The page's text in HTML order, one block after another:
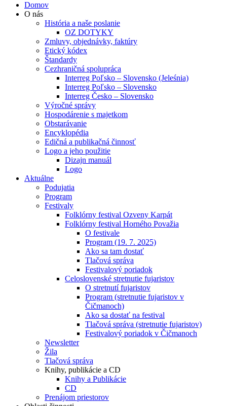
Domov
O nás
História a naše poslanie
OZ DOTYKY
Zmluvy, objednávky, faktúry
Etický kódex
Štandardy
Cezhraničná spolupráca
Interreg Poľsko – Slovensko (Jeleśnia)
Interreg Poľsko – Slovensko
Interreg Česko – Slovensko
Výročné správy
Hospodárenie s majetkom
Obstarávanie
Encyklopédia
Edičná a publikačná činnosť
Logo a jeho použitie
Dizajn manuál
Logo
Aktuálne
Podujatia
Program
Festivaly
Folklórny festival Ozveny Karpát
Folklórny festival Horného Považia
O festivale
Program (19. 7. 2025)
Ako sa tam dostať
Tlačová správa
Festivalový poriadok
Celoslovenské stretnutie fujaristov
O stretnutí fujaristov
Program (stretnutie fujaristov v
Čičmanoch)
Ako sa dostať na festival
Tlačová správa (stretnutie fujaristov)
Festivalový poriadok v Čičmanoch
Newsletter
Žila
Tlačová správa
Knihy, publikácie a CD
Knihy a Publikácie
CD
Prenájom priestorov